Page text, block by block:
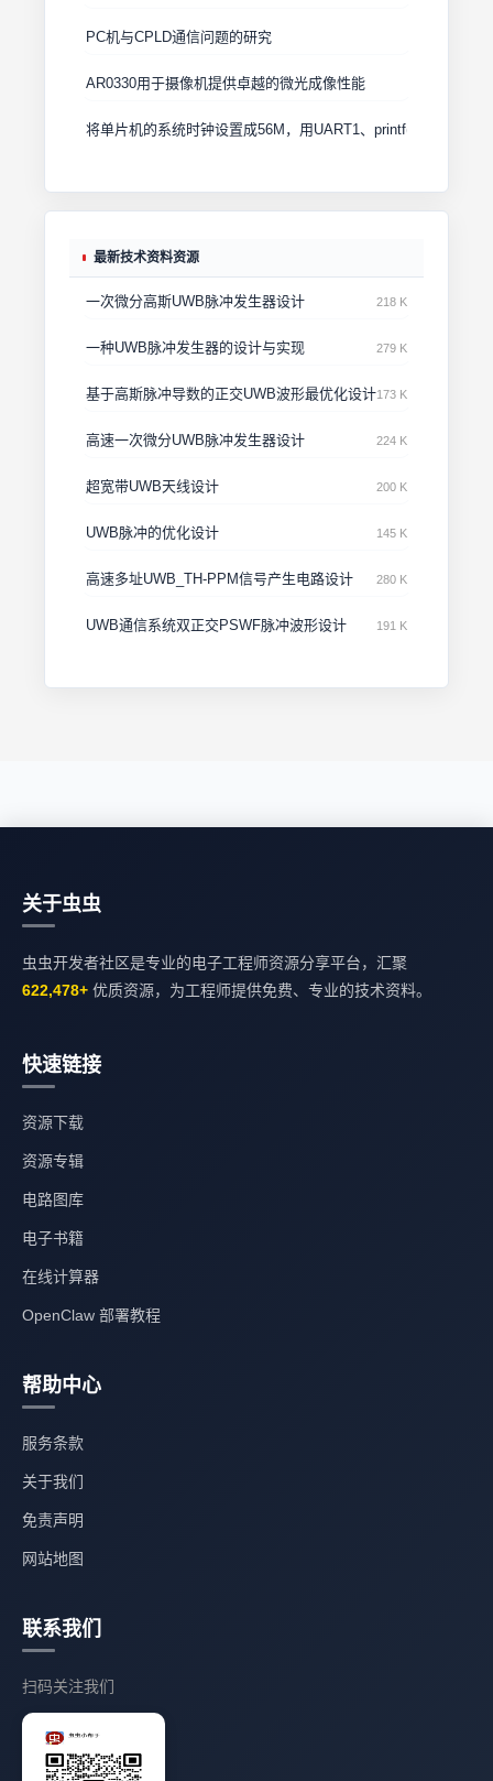
PC机与CPLD通信问题的研究
AR0330用于摄像机提供卓越的微光成像性能
将单片机的系统时钟设置成56M，用UART1、printf()，以19200
最新技术资料资源
一次微分高斯UWB脉冲发生器设计 218 K
一种UWB脉冲发生器的设计与实现 279 K
基于高斯脉冲导数的正交UWB波形最优化设计173 K
高速一次微分UWB脉冲发生器设计 224 K
超宽带UWB天线设计 200 K
UWB脉冲的优化设计 145 K
高速多址UWB_TH-PPM信号产生电路设计 280 K
UWB通信系统双正交PSWF脉冲波形设计 191 K
关于虫虫
虫虫开发者社区是专业的电子工程师资源分享平台，汇聚
622,478+ 优质资源，为工程师提供免费、专业的技术资料。
快速链接
资源下载
资源专辑
电路图库
电子书籍
在线计算器
OpenClaw 部署教程
帮助中心
服务条款
关于我们
免责声明
网站地图
联系我们
扫码关注我们